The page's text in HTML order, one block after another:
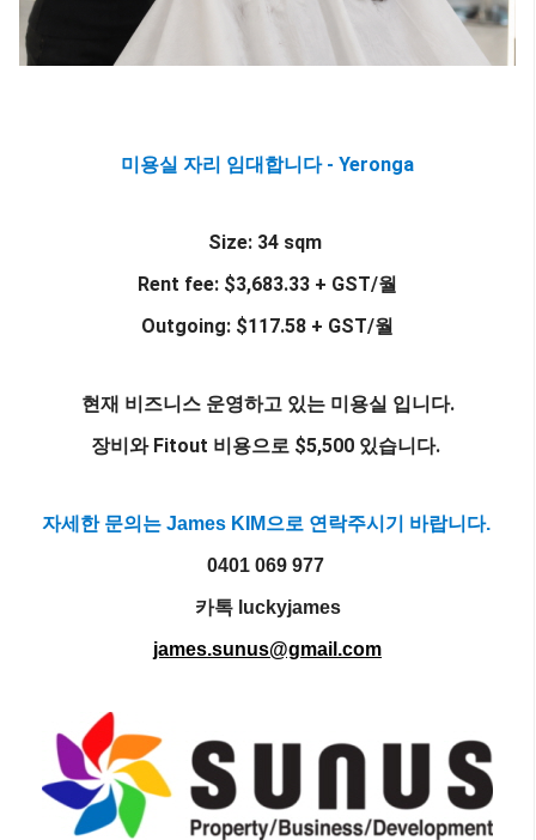
미용실 자리 임대합니다 - Yeronga
Size: 34 sqm
Rent fee: $3,683.33 + GST/월
Outgoing: $117.58 + GST/월
현재 비즈니스 운영하고 있는 미용실 입니다.
장비와 Fitout 비용으로 $5,500 있습니다.
자세한 문의는 James KIM으로 연락주시기 바랍니다.
0401 069 977
카톡 luckyjames
james.sunus@gmail.com